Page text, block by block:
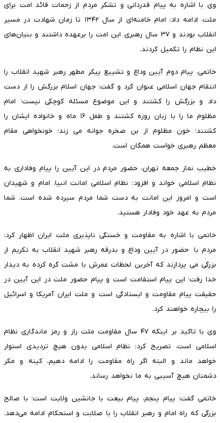
وی با اشاره به پیام قدردانی و تشکر مردم از زحمات قائد امت برای
ملت، ادامه داد: امام خامنه‌ای از سال ۱۳۴۲ تا زمان شهادت در مسیر
انقلاب بودند و ۳۷ سال رهبری این امت را برعهده داشتند و بنیان‌های
این نظام را تکمیل کردند.
خاتمی، پیام دوم آیین وداع و تشییع پیکر مطهر رهبر شهید انقلاب را
انتقام جهان اسلامی عنوان کرد و گفت: جهان اسلام بزرگش را از دست
داد و بزرگش را کشتند و این موضوع مسئله کوچکی نیست؛ امام
مظلوم ما را با زبان روزه کشتند و طفل ۱۶ ماه و خانواده ایشان را
کشتند؛ خون مظلوم از بن صخره جوانه می زند؛ خونخواهی مقام
معظم رهبری خواست همگان است.
خطیب نماز جمعه تهران، حضور مردم در این آیین را پیام وفاداری به
نظام اسلامی خواند و افزود: نظام اسلامی امانت انبیا، امام و شهیدان
است و امروز این امانت به دست شما مردم سپرده شده است. شما
مردم به عهد خود وفادار هستید.
خاتمی با اشاره به مقاومت و خستگی ناپذیری ملت ایران اظهار کرد:
مردم با حضور در آیین وداع و بدرقه رهبر شهید انقلاب به تکریم از
بزرگی می پردازند که آخرین لحظات عمرش با مشت گره کرده به دیدار
خدا رفت؛ این پیام استقامت است و پیام حضور ملت در این آیین در
حقیقت پیام مقاومت و ایستادگی است و ملت ایران آمریکا و اسرائیل
را بیچاره خواهند کرد.
وی با تاکید بر اینکه ۴۷ سال مقاومت ملت راز و رمز ماندگاری نظام
اسلامی است، تصریح کرد: نظام اسلامی بدون هیچ تردیدی استوار
خواهد ماند و البته اگر راه مقاومت را ادامه دهیم، کینه و مکر
دشمنان هیچ آسیبی به ما نخواهد رساند.
خاتمی گفت: پیام پنجم، پیام بیعت با جانشین ولایت است؛ با صالح
بزرگی که راه امام و رهبر انقلاب را با صلابت و استحکام ادامه می‌دهد.